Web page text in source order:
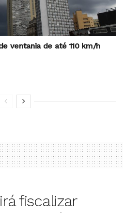
ventania de até 110 km/h
fiscalizar